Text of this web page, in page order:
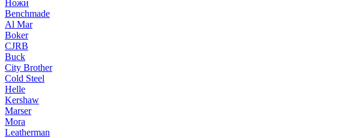
Ножи
Benchmade
Al Mar
Boker
CJRB
Buck
City Brother
Cold Steel
Helle
Kershaw
Marser
Mora
Leatherman